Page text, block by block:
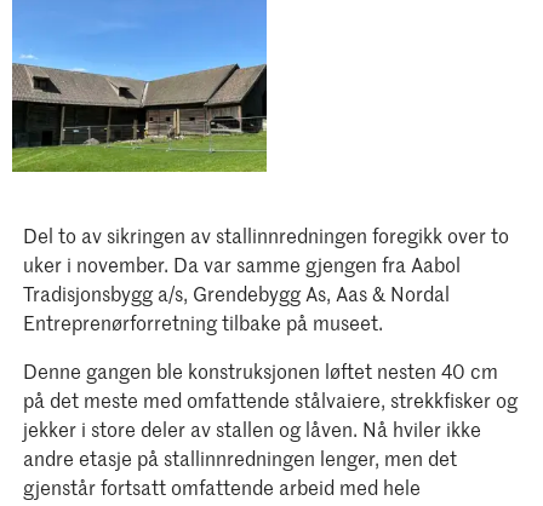
Del to av sikringen av stallinnredningen foregikk over to
uker i november. Da var samme gjengen fra Aabol
Tradisjonsbygg a/s, Grendebygg As, Aas & Nordal
Entreprenørforretning tilbake på museet.
Denne gangen ble konstruksjonen løftet nesten 40 cm
på det meste med omfattende stålvaiere, strekkfisker og
jekker i store deler av stallen og låven. Nå hviler ikke
andre etasje på stallinnredningen lenger, men det
gjenstår fortsatt omfattende arbeid med hele